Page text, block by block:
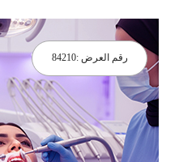
رقم العرض :84210